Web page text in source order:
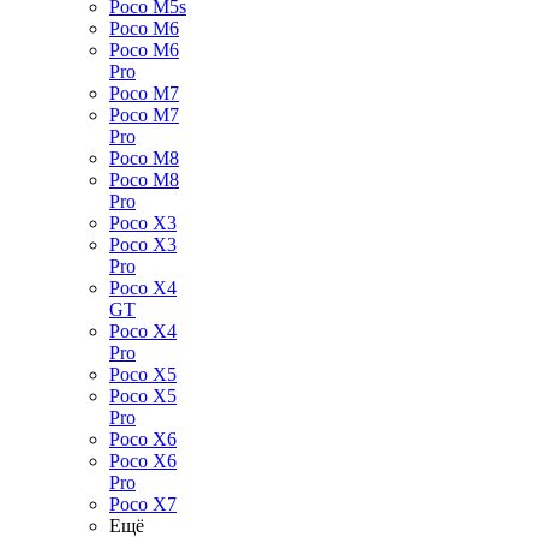
Poco M5s
Poco M6
Poco M6
Pro
Poco M7
Poco M7
Pro
Poco M8
Poco M8
Pro
Poco X3
Poco X3
Pro
Poco X4
GT
Poco X4
Pro
Poco X5
Poco X5
Pro
Poco X6
Poco X6
Pro
Poco X7
Ещё